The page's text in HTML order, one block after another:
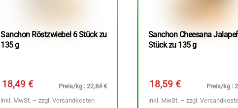
Sanchon Röstzwiebel 6 Stück zu
135 g
18,49 €
Preis/kg : 22,84 €
inkl. MwSt. – zzgl.Versandkosten
Sanchon Cheesana
Stück zu 135 g
18,59 €
Preis/kg :
inkl. MwSt. – zzgl.